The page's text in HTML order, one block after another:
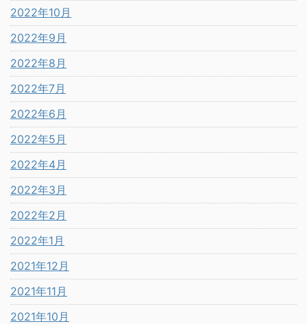
2022年10月
2022年9月
2022年8月
2022年7月
2022年6月
2022年5月
2022年4月
2022年3月
2022年2月
2022年1月
2021年12月
2021年11月
2021年10月